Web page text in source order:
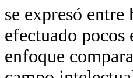
se expresó
efectuado pocos
enfoque